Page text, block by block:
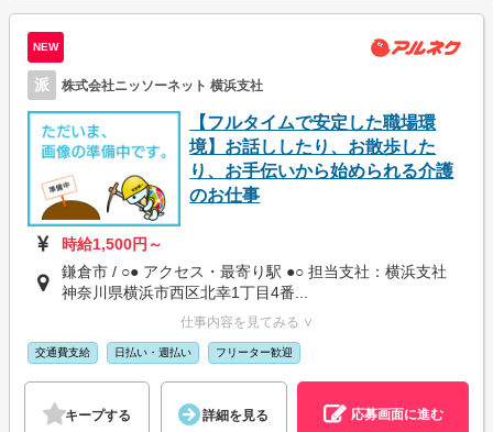
NEW
派 株式会社ニッソーネット 横浜支社
【フルタイムで安定した職場環
境】お話ししたり、お散歩した
り、お手伝いから始められる介護
のお仕事
時給1,500円～
鎌倉市 / ○● アクセス・最寄り駅 ●○ 担当支社：横浜支社
神奈川県横浜市西区北幸1丁目4番...
仕事内容を見てみる ∨
交通費支給 日払い・週払い フリーター歓迎
キープする 詳細を見る 応募画面に進む